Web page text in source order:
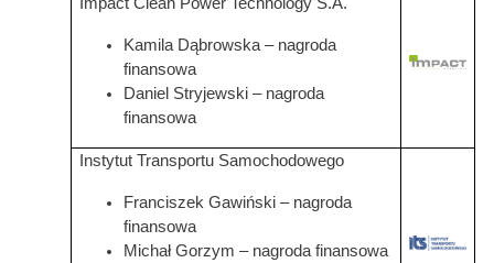
Impact Clean Power Technology S.A.
Kamila Dąbrowska – nagroda
finansowa
Daniel Stryjewski – nagroda
finansowa
Grafika
Instytut Transportu Samochodowego
Franciszek Gawiński – nagroda
finansowa
Michał Gorzym – nagroda finansowa
Grafika